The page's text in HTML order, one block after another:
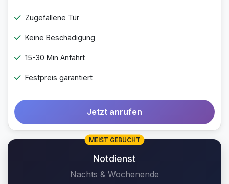
Zugefallene Tür
Keine Beschädigung
15-30 Min Anfahrt
Festpreis garantiert
Jetzt anrufen
MEIST GEBUCHT
Notdienst
Nachts & Wochenende